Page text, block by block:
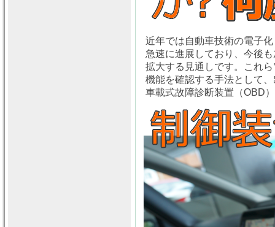
近年では自動車技術の電子化
急速に進展しており、今後も
拡大する見通しです。これら
機能を確認する手法として、
車載式故障診断装置（OBD